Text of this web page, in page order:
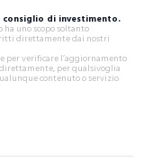
consiglio di investimento.
uno scopo soltanto
direttamente dai nostri
per verificare l’aggiornamento
per qualsivoglia
contenuto o servizio